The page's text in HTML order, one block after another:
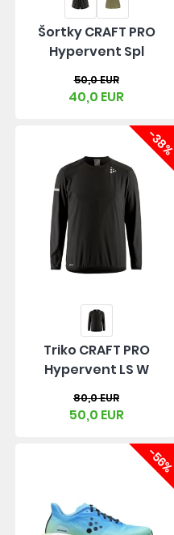
Šortky CRAFT PRO
Hypervent Spl
50,0 EUR
40,0 EUR
-38%
Triko CRAFT PRO
Hypervent LS W
80,0 EUR
50,0 EUR
-56%